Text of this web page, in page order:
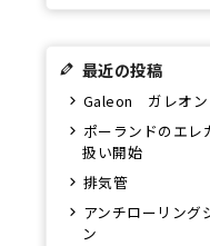
最近の投稿
Galeon ガレオ
ポーランドのエ
扱い開始
排気管
アンチローリング
ン